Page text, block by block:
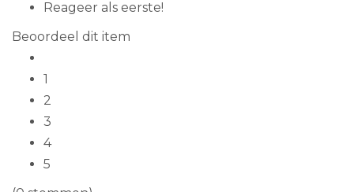
Reageer als eerste!
Beoordeel dit item
1
2
3
4
5